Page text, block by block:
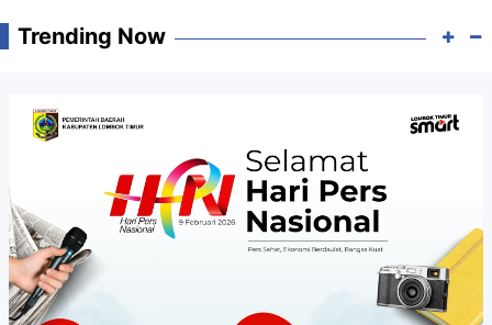
Trending Now